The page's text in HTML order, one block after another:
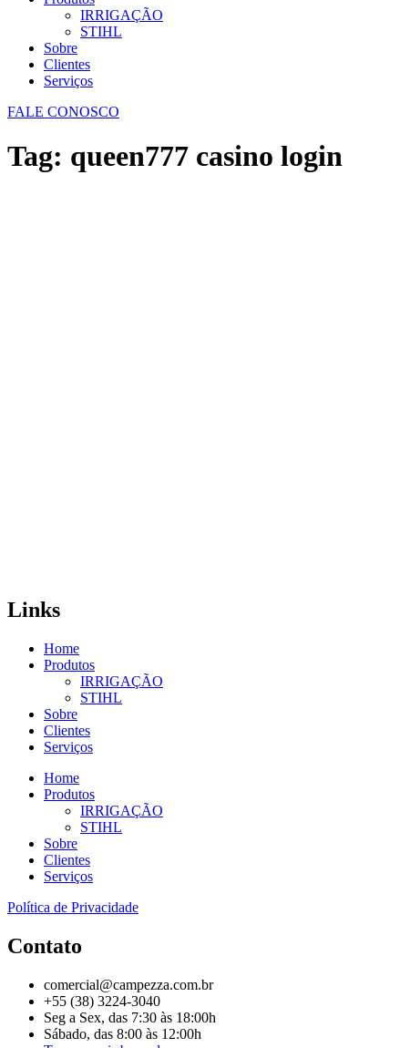
IRRIGAÇÃO
STIHL
Sobre
Clientes
Serviços
FALE CONOSCO
Tag: queen777 casino login
Links
Home
Produtos
IRRIGAÇÃO
STIHL
Sobre
Clientes
Serviços
Home
Produtos
IRRIGAÇÃO
STIHL
Sobre
Clientes
Serviços
Política de Privacidade
Contato
comercial@campezza.com.br
+55 (38) 3224-3040
Seg a Sex, das 7:30 às 18:00h
Sábado, das 8:00 às 12:00h